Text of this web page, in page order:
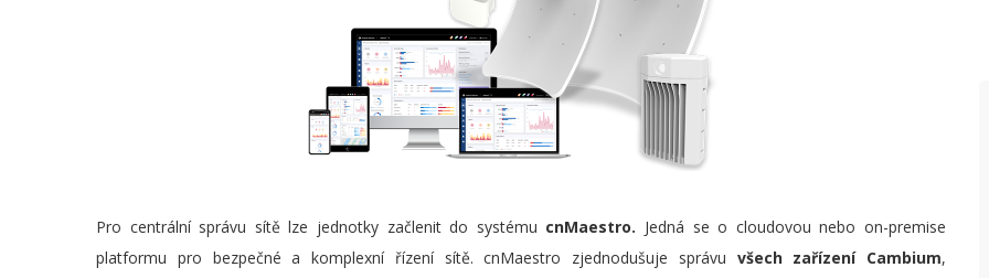
Pro centrální správu sítě lze jednotky začlenit do systému cnMaestro. Jedná se o cloudovou nebo on-premise
platformu pro bezpečné a komplexní řízení sítě. cnMaestro zjednodušuje správu všech zařízení Cambium,